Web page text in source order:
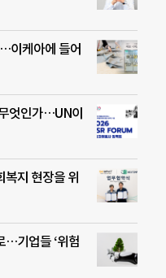
이케아에 들어
엇인가…UN이
지 현장을 위
…기업들 ‘위험